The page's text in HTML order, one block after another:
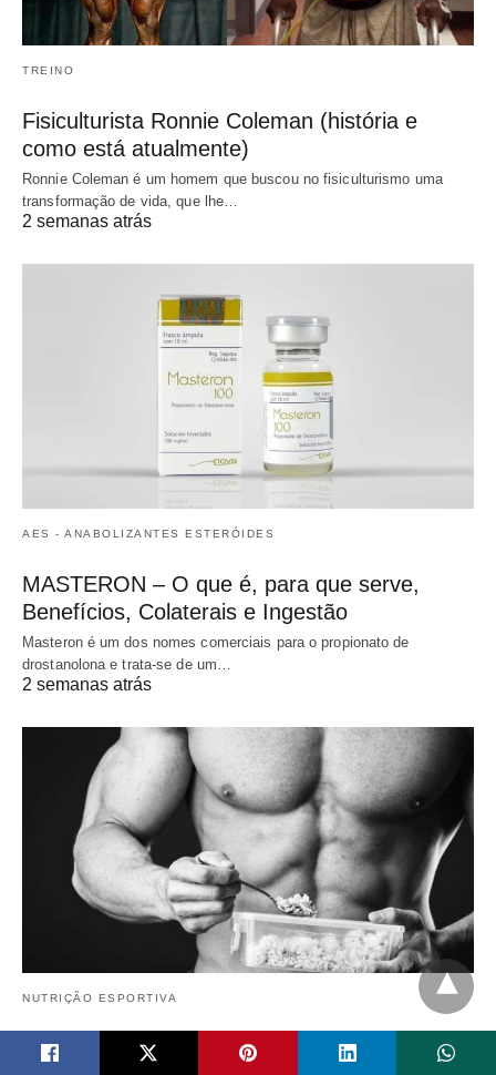
TREINO
Fisiculturista Ronnie Coleman (história e
como está atualmente)
Ronnie Coleman é um homem que buscou no fisiculturismo uma
transformação de vida, que lhe…
2 semanas atrás
AES - ANABOLIZANTES ESTERÓIDES
MASTERON – O que é, para que serve,
Benefícios, Colaterais e Ingestão
Masteron é um dos nomes comerciais para o propionato de
drostanolona e trata-se de um…
2 semanas atrás
NUTRIÇÃO ESPORTIVA
10 Alimentos para comer Antes de Dormir